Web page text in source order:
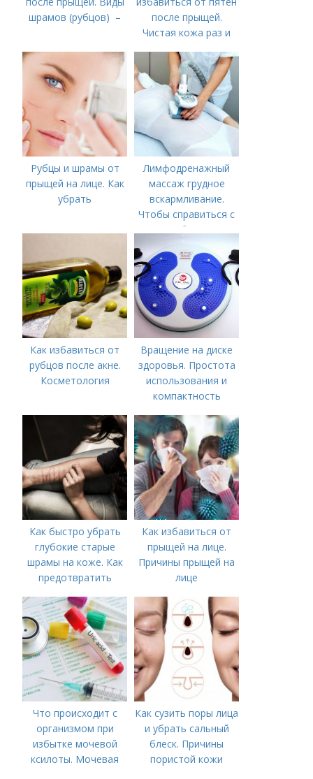
шрамов (рубцов) –
после прыщей.
Чистая кожа раз и
победить акне?
Рубцы и шрамы от
прыщей на лице. Как
убрать
Лимфодренажный
массаж грудное
вскармливание.
Чтобы справиться с
нагрубанием,
необходимо
предпринять
следующие действия:
Как избавиться от
рубцов после акне.
Косметология
Вращение на диске
здоровья. Простота
использования и
компактность
Как быстро убрать
глубокие старые
шрамы на коже. Как
предотвратить
Как избавиться от
прыщей на лице.
Причины прыщей на
лице
Что происходит с
организмом при
избытке мочевой
ксилоты. Мочевая
Как сузить поры лица
и убрать сальный
блеск. Причины
пористой кожи